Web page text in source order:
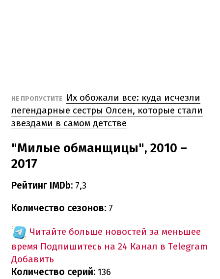
НЕ ПРОПУСТИТЕ
Их обожали все: куда исчезли
легендарные сестры Олсен, которые стали
звездами в самом детстве
"Милые обманщицы", 2010 –
2017
Рейтинг IMDb: 7,3
Количество сезонов: 7
Читайте больше новостей за меньшее
время Подпишитесь на 24 Канал в Telegram
Добавить
Количество серий: 136